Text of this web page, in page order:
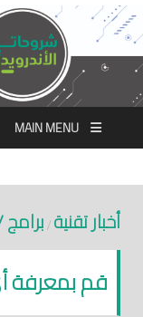
MAIN MENU
أخبار تقنية /
قم بمعرفة